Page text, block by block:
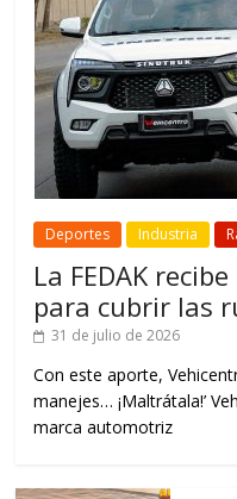
Deportes Industria
La FEDAK
para cubrir las
31 de julio de 2026
Con este aporte,
manejes… ¡Maltrátala!’
marca automotriz